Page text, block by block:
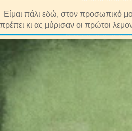
Είμαι πάλι εδώ, στον προσωπικό
πρέπει κι ας μύρισαν οι πρώτοι